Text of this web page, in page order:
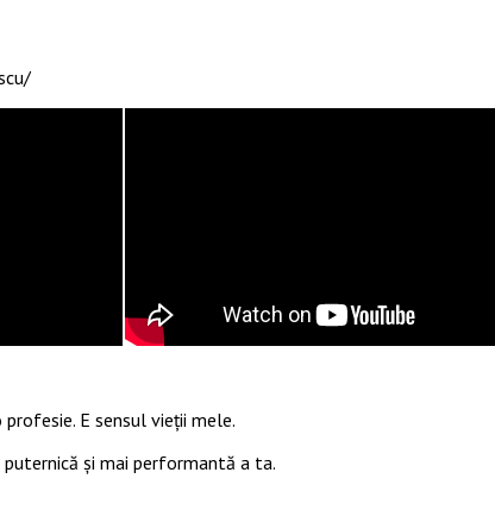
E sensul vieții mele.
și mai performantă a ta.